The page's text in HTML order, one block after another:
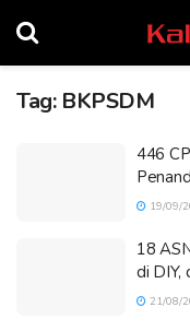
Tag: BKPSDM
446
19/09/
18
di DIY,
21/08/